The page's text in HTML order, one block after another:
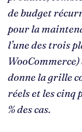
de budget
pour la
l’une des trois
donne la grille
réels et les cinq
% des cas.